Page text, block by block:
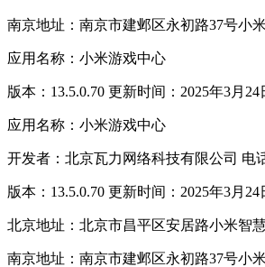
南京地址：南京市建邺区永初路37号小
应用名称：小米游戏中心
版本：13.5.0.70 更新时间：2025年3月24
应用名称：小米游戏中心
开发者：北京瓦力网络科技有限公司 电
版本：13.5.0.70 更新时间：2025年3月24
北京地址：北京市昌平区安居路小米智
南京地址：南京市建邺区永初路37号小